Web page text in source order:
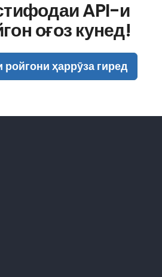
API-и
оғоз кунед!
ҳаррӯза гиред